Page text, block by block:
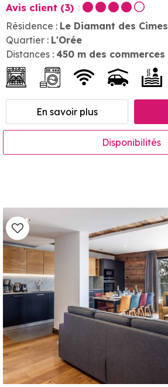
Avis client (3)
Résidence : Le Diamant des Cimes
Quartier : L'Orée
Distances : 450 m des commerces
En savoir plus
Disponibilités